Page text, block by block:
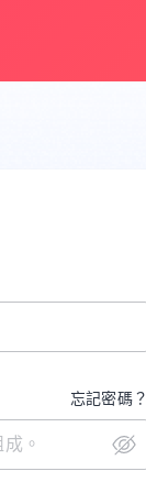
忘記密碼？